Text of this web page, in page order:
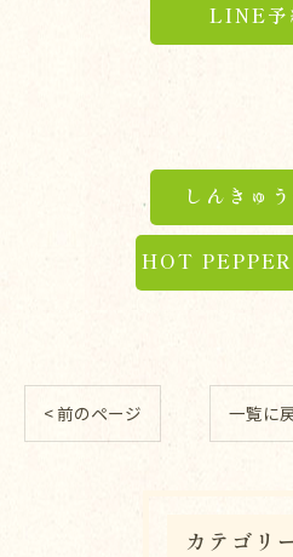
LINE予
しんきゅ
HOT
< 前のページ 一覧に
カテゴリ